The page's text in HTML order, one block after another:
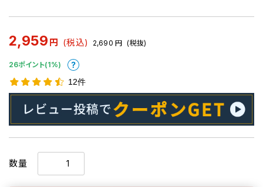
2,959 円 (税込) 2,690 円 (税抜)
26ポイント(1%)
12件
数量